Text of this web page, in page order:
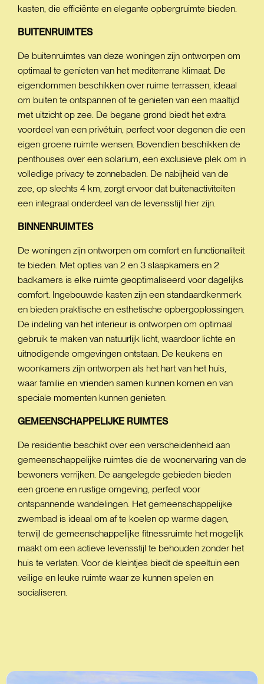
kasten, die efficiënte en elegante opbergruimte bieden.
BUITENRUIMTES
De buitenruimtes van deze woningen zijn ontworpen om
optimaal te genieten van het mediterrane klimaat. De
eigendommen beschikken over ruime terrassen, ideaal
om buiten te ontspannen of te genieten van een maaltijd
met uitzicht op zee. De begane grond biedt het extra
voordeel van een privétuin, perfect voor degenen die een
eigen groene ruimte wensen. Bovendien beschikken de
penthouses over een solarium, een exclusieve plek om in
volledige privacy te zonnebaden. De nabijheid van de
zee, op slechts 4 km, zorgt ervoor dat buitenactiviteiten
een integraal onderdeel van de levensstijl hier zijn.
BINNENRUIMTES
De woningen zijn ontworpen om comfort en functionaliteit
te bieden. Met opties van 2 en 3 slaapkamers en 2
badkamers is elke ruimte geoptimaliseerd voor dagelijks
comfort. Ingebouwde kasten zijn een standaardkenmerk
en bieden praktische en esthetische opbergoplossingen.
De indeling van het interieur is ontworpen om optimaal
gebruik te maken van natuurlijk licht, waardoor lichte en
uitnodigende omgevingen ontstaan. De keukens en
woonkamers zijn ontworpen als het hart van het huis,
waar familie en vrienden samen kunnen komen en van
speciale momenten kunnen genieten.
GEMEENSCHAPPELIJKE RUIMTES
De residentie beschikt over een verscheidenheid aan
gemeenschappelijke ruimtes die de woonervaring van de
bewoners verrijken. De aangelegde gebieden bieden
een groene en rustige omgeving, perfect voor
ontspannende wandelingen. Het gemeenschappelijke
zwembad is ideaal om af te koelen op warme dagen,
terwijl de gemeenschappelijke fitnessruimte het mogelijk
maakt om een actieve levensstijl te behouden zonder het
huis te verlaten. Voor de kleintjes biedt de speeltuin een
veilige en leuke ruimte waar ze kunnen spelen en
socialiseren.